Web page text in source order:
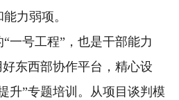
力弱项。
号工程”，也是干部能力
东西部协作平台，精心设
升”专题培训。从项目谈判模